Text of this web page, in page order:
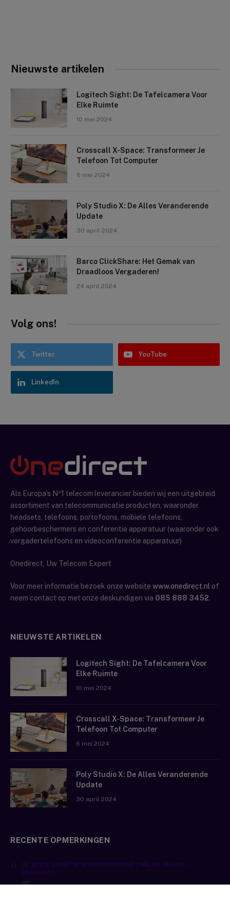
Nieuwste artikelen
Logitech Sight: De Tafelcamera Voor
Elke Ruimte
10 mei 2024
Crosscall X-Space: Transformeer Je
Telefoon Tot Computer
6 mei 2024
Poly Studio X: De Alles Veranderende
Update
30 april 2024
Barco ClickShare: Het Gemak van
Draadloos Vergaderen!
24 april 2024
Volg ons!
Twitter YouTube
LinkedIn
Als Europa’s Nº1 telecom leverancier bieden wij een uitgebreid
assortiment van telecommunicatie producten, waaronder
headsets, telefoons, portofoons, mobiele telefoons,
gehoorbeschermers en conferentie apparatuur (waaronder ook
vergadertelefoons en videoconferentie apparatuur)
Onedirect, Uw Telecom Expert
Voor meer informatie bezoek onze website www.onedirect.nl of
neem contact op met onze deskundigen via 085 888 3452.
NIEUWSTE ARTIKELEN
Logitech Sight: De Tafelcamera Voor
Elke Ruimte
10 mei 2024
Crosscall X-Space: Transformeer Je
Telefoon Tot Computer
6 mei 2024
Poly Studio X: De Alles Veranderende
Update
30 april 2024
RECENTE OPMERKINGEN
DE BESTE GROOT BEREIK PORTOFOONS | WALKIE TALKIES |
ONEDIRECT
op